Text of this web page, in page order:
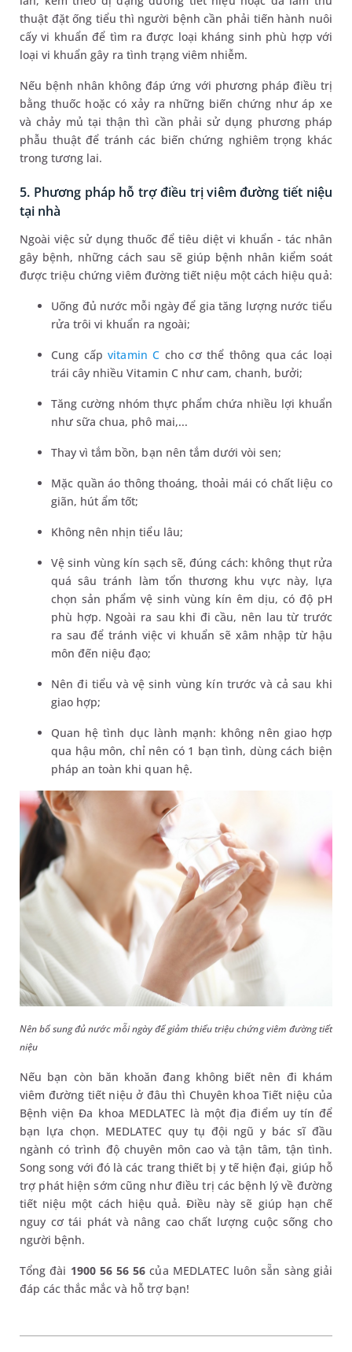
thuật đặt ống tiểu thì người bệnh cần phải tiến hành nuôi
cấy vi khuẩn để tìm ra được loại kháng sinh phù hợp với
loại vi khuẩn gây ra tình trạng viêm nhiễm.
Nếu bệnh nhân không đáp ứng với phương pháp điều trị
bằng thuốc hoặc có xảy ra những biến chứng như áp xe
và chảy mủ tại thận thì cần phải sử dụng phương pháp
phẫu thuật để tránh các biến chứng nghiêm trọng khác
trong tương lai.
5. Phương pháp hỗ trợ điều trị viêm đường tiết niệu
tại nhà
Ngoài việc sử dụng thuốc để tiêu diệt vi khuẩn - tác nhân
gây bệnh, những cách sau sẽ giúp bệnh nhân kiểm soát
được triệu chứng viêm đường tiết niệu một cách hiệu quả:
Uống đủ nước mỗi ngày để gia tăng lượng nước tiểu
rửa trôi vi khuẩn ra ngoài;
Cung cấpvitamin C cho cơ thể thông qua các loại
trái cây nhiều Vitamin C như cam, chanh, bưởi;
Tăng cường nhóm thực phẩm chứa nhiều lợi khuẩn
như sữa chua, phô mai,...
Thay vì tắm bồn, bạn nên tắm dưới vòi sen;
Mặc quần áo thông thoáng, thoải mái có chất liệu co
giãn, hút ẩm tốt;
Không nên nhịn tiểu lâu;
Vệ sinh vùng kín sạch sẽ, đúng cách: không thụt rửa
quá sâu tránh làm tổn thương khu vực này, lựa
chọn sản phẩm vệ sinh vùng kín êm dịu, có độ pH
phù hợp. Ngoài ra sau khi đi cầu, nên lau từ trước
ra sau để tránh việc vi khuẩn sẽ xâm nhập từ hậu
môn đến niệu đạo;
Nên đi tiểu và vệ sinh vùng kín trước và cả sau khi
giao hợp;
Quan hệ tình dục lành mạnh: không nên giao hợp
qua hậu môn, chỉ nên có 1 bạn tình, dùng cách biện
pháp an toàn khi quan hệ.
Nên bổ sung đủ nước mỗi ngày để giảm thiểu triệu chứng viêm đường tiết
niệu
Nếu bạn còn băn khoăn đang không biết nên đi khám
viêm đường tiết niệu ở đâu thì Chuyên khoa Tiết niệu của
Bệnh viện Đa khoa MEDLATEC là một địa điểm uy tín để
bạn lựa chọn. MEDLATEC quy tụ đội ngũ y bác sĩ đầu
ngành có trình độ chuyên môn cao và tận tâm, tận tình.
Song song với đó là các trang thiết bị y tế hiện đại, giúp hỗ
trợ phát hiện sớm cũng như điều trị các bệnh lý về đường
tiết niệu một cách hiệu quả. Điều này sẽ giúp hạn chế
nguy cơ tái phát và nâng cao chất lượng cuộc sống cho
người bệnh.
Tổng đài 1900 56 56 56 của MEDLATEC luôn sẵn sàng giải
đáp các thắc mắc và hỗ trợ bạn!